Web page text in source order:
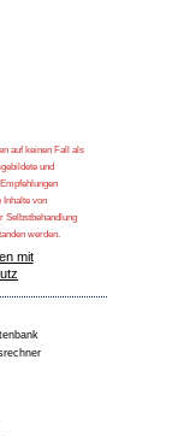
auf keinen Fall als
und
von
Selbstbehandlung
werden.
mit